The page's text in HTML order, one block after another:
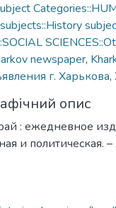
newspaper,
г. Харькова,
опис
: ежедневное
и